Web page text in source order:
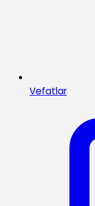
Vefatlar